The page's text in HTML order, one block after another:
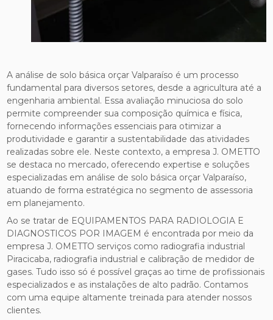
A análise de solo básica orçar Valparaíso é um processo
fundamental para diversos setores, desde a agricultura até a
engenharia ambiental. Essa avaliação minuciosa do solo
permite compreender sua composição química e física,
fornecendo informações essenciais para otimizar a
produtividade e garantir a sustentabilidade das atividades
realizadas sobre ele. Neste contexto, a empresa J. OMETTO
se destaca no mercado, oferecendo expertise e soluções
especializadas em análise de solo básica orçar Valparaíso,
atuando de forma estratégica no segmento de assessoria
em planejamento.
Ao se tratar de EQUIPAMENTOS PARA RADIOLOGIA E
DIAGNOSTICOS POR IMAGEM é encontrada por meio da
empresa J. OMETTO serviços como radiografia industrial
Piracicaba, radiografia industrial e calibração de medidor de
gases. Tudo isso só é possível graças ao time de profissionais
especializados e as instalações de alto padrão. Contamos
com uma equipe altamente treinada para atender nossos
clientes.